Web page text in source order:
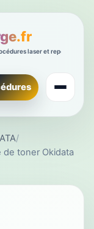
/
toner Okidata